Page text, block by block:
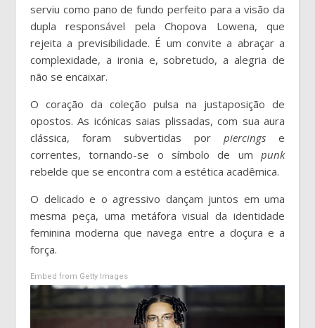
serviu como pano de fundo perfeito para a visão da
dupla responsável pela Chopova Lowena, que
rejeita a previsibilidade. É um convite a abraçar a
complexidade, a ironia e, sobretudo, a alegria de
não se encaixar.
O coração da coleção pulsa na justaposição de
opostos. As icónicas saias plissadas, com sua aura
clássica, foram subvertidas por piercings e
correntes, tornando-se o símbolo de um punk
rebelde que se encontra com a estética acadêmica.
O delicado e o agressivo dançam juntos em uma
mesma peça, uma metáfora visual da identidade
feminina moderna que navega entre a doçura e a
força.
Embed from Getty Images